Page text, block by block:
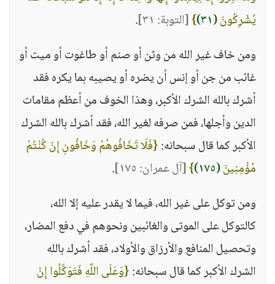
يُشْرِكُونَ(٣١) }[التوبة: ٣١]
.
ومن خاف غير الله من وثن أو صنم أو طاغوت أو ميت أو
غائب من جن أو إنس أن يضره أو يصيبه بما يكره فقد
أشرك بالله الشرك الأكبر، وهذا الخوف من أعظم مقامات
الدين وأجلها، فمن صرفه لغير الله، فقد أشرك بالله الشرك
الأكبر كما قال سبحانه:{فَلَا تَخَافُوهُمْ وَخَافُونِ إِنْ كُنْتُمْ
مُؤْمِنِينَ(١٧٥) }[آل عمران: ١٧٥]
.
ومن توكل على غير الله، فيما لا يقدر عليه إلا الله،
كالتوكل على الموتى والغائبين ونحوهم في دفع المضار،
وتحصيل المنافع والأرزاق والأولاد، فقد أشرك بالله
الشرك الأكبر كما قال سبحانه:{وَعَلَى اللَّهِ فَتَوَكَّلُوا إِنْ